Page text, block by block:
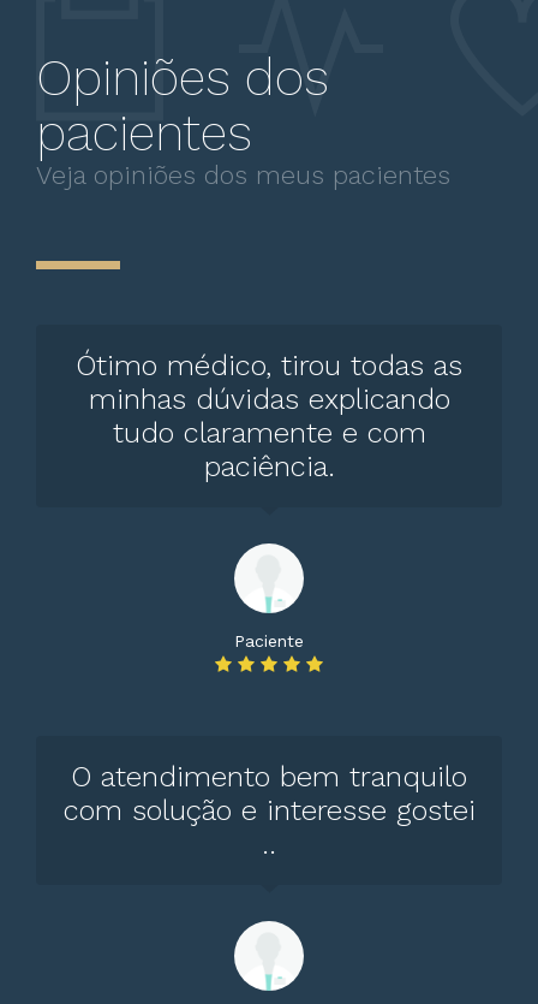
Opiniões dos
pacientes
Veja opiniões dos meus pacientes
Ótimo médico, tirou todas as
minhas dúvidas explicando
tudo claramente e com
paciência.
Paciente
O atendimento bem tranquilo
com solução e interesse gostei
..